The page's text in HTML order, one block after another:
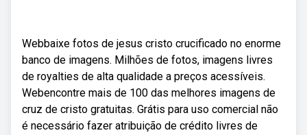
Webbaixe fotos de jesus cristo crucificado no enorme
banco de imagens. Milhões de fotos, imagens livres
de royalties de alta qualidade a preços acessíveis.
Webencontre mais de 100 das melhores imagens de
cruz de cristo gratuitas. Grátis para uso comercial não
é necessário fazer atribuição de crédito livres de